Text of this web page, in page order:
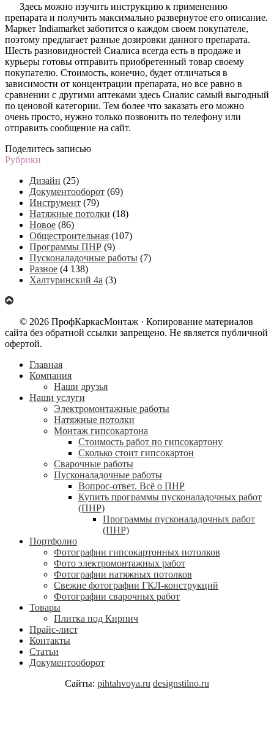
Здесь можно изучить инструкцию к применению
препарата и получить максимально развернутое его описание.
Маркет Indiamarket заботится о каждом своем покупателе,
поэтому предлагает разные дозировки данного препарата.
Шесть разновидностей Сиалиса всегда есть в продаже и
курьеры готовы отправить приобретенный товар своему
покупателю. Стоимость, конечно, будет отличаться в
зависимости от концентрации препарата, но все равно в
сравнении с другими аптеками здесь Сиалис самый выгодный
по ценовой категории. Тем более что заказать его можно
очень просто, нужно только позвонить по телефону или
отправить сообщение на сайт.
Поделитесь записью
Рубрики
Дизайн (25)
Документооборот (69)
Инструмент (79)
Натяжные потолки (18)
Новое (86)
Общестроительная (107)
Программы ПНР (9)
Пусконаладочные работы (7)
Разное (4 138)
Халтуринский 4а (3)
© 2026 ПрофКаркасМонтаж · Копирование материалов
сайта без обратной ссылки запрещено. Не является публичной
офертой.
Главная
Компания
Наши друзья
Наши услуги
Электромонтажные работы
Натяжные потолки
Монтаж гипсокартона
Стоимость работ по гипсокартону
Сколько стоит гипсокартон
Сварочные работы
Пусконаладочные работы
Вопрос-ответ. Всё о ПНР
Купить программы пусконаладочных работ
(ПНР)
Программы пусконаладочных работ
(ПНР)
Портфолио
Фотографии гипсокартонных потолков
Фото электромонтажных работ
Фотографии натяжных потолков
Свежие фотографии ГКЛ-конструкций
Фотографии сварочных работ
Товары
Плитка под Кирпич
Прайс-лист
Контакты
Статьи
Документооборот
Сайты: pihtahvoya.ru designstilno.ru